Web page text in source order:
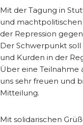
Mit der Tagung in
und
der Repression
Der Schwerpunkt
und Kurden in der
Über eine Teilnahme
uns sehr freuen und
Mitteilung.
Mit solidarischen